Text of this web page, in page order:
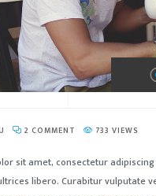
2 COMMENT 733 VIEWS
sit amet, consectetur
libero. Curabitur vulputate